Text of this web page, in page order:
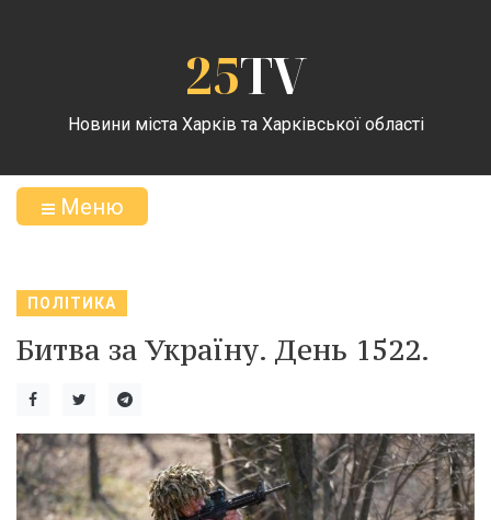
25TV
Новини міста Харків та Харківської області
Меню
ПОЛІТИКА
Битва за Україну. День 1522.